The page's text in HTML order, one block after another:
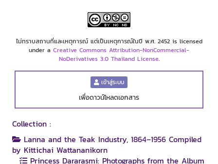
ไม่ทราบสถานที่และเหตุการณ์ แต่เป็นเหตุการณ์ในปี พ.ศ. 2452 is licensed
under a Creative Commons Attribution-NonCommercial-
NoDerivatives 3.0 Thailand License.
เข้าสู่ระบบ
เพื่อดาวน์โหลดเอกสาร
Collection :
Lanna and the Teak Industry, 1864–1956 Compiled
by Kittichai Wattananikorn
Princess Dararasmi: Photographs from the Album